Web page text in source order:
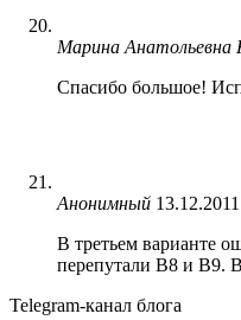
Марина Анатольевна
Спасибо большое!
Анонимный
В третьем варианте
перепутали В8 и В9.
Telegram-канал блога